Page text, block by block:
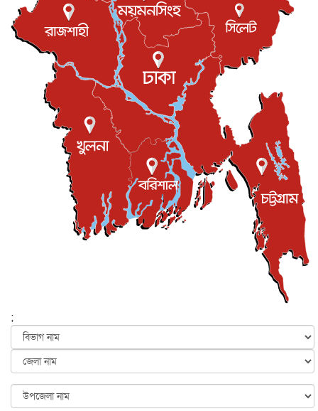
এবার ওটিটিতে মুক্তি পেল ‘মালিক’
বিনোদন ৮ আগস্ট, ২০২৬
রিয়ালকে ‘না’ বলা রদ্রির জন্য বার্সার কাছে কত চাইল ম্যানসিটি
খেলাধুলা
শিল্পকলায় চলচ্চিত্র উৎসব, বিনা মূল্যে দেখা যাবে ৬ সিনেমা
বিনোদন ৮ আগস্ট, ২০২৬
ইস্ট লন্ডন মসজিদের জুমার খুতবা : “কুরআন হোক জীবন দেখার
লেন্স...
ইসলাম ও জীবন ৭ আগস্ট, ২০২৬
সিলেটের কন্যা মোহিনী রশিদ এনওয়াইপিডির উচ্চপদস্থ কর্মকর্তা
দেশজুড়ে ৬ আগস্ট, ২০২৬
আজ থেকে সবার জন্য উন্মুক্ত জুলাই স্মৃতি জাদুঘর
৬ আগস্ট, ২০২৬
৬ আগস্ট, ২০২৬
জুলাইয়ের কৃতিত্ব নেওয়ার জন্য সবাই প্রতিযোগিতায় নেমেছে :
৬ আগস্ট, ২০২৬
৬ আগস্ট, ২০২৬
;